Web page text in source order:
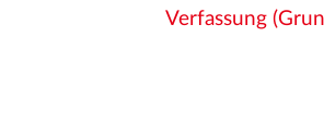
Verfassung